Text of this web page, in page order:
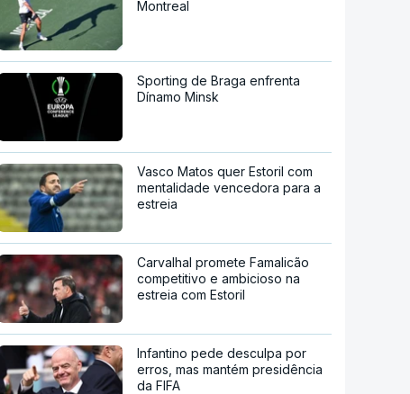
Montreal
Sporting de Braga enfrenta
Dínamo Minsk
Vasco Matos quer Estoril com
mentalidade vencedora para a
estreia
Carvalhal promete Famalicão
competitivo e ambicioso na
estreia com Estoril
Infantino pede desculpa por
erros, mas mantém presidência
da FIFA